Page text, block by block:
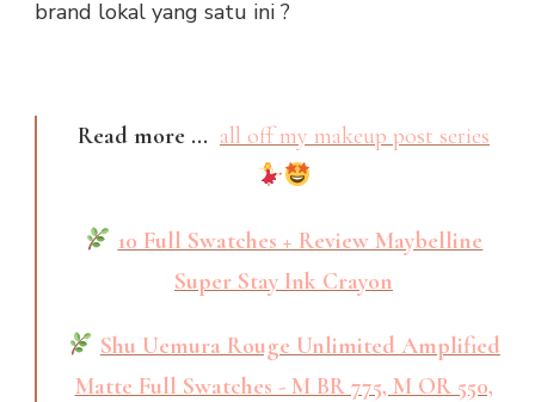
brand lokal yang satu ini ?
Read more ... all off my makeup post series
10 Full Swatches + Review Maybelline
Super Stay Ink Crayon
Shu Uemura Rouge Unlimited Amplified
Matte Full Swatches - M BR 775, M OR 550,